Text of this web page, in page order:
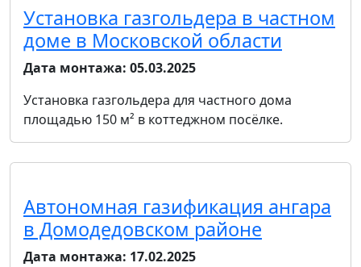
Установка газгольдера в частном
доме в Московской области
Дата монтажа: 05.03.2025
Установка газгольдера для частного дома
площадью 150 м² в коттеджном посёлке.
Автономная газификация ангара
в Домодедовском районе
Дата монтажа: 17.02.2025